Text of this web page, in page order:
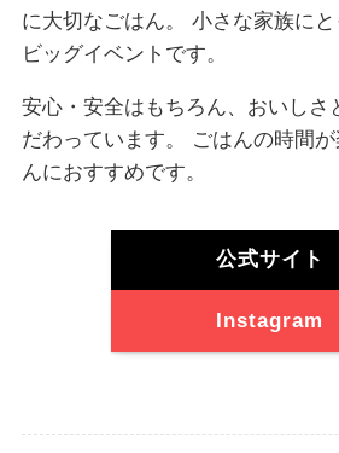
に大切なごはん。 小さな家族に
ビッグイベントです。
安心・安全はもちろん、おいしさ
だわっています。 ごはんの時間
んにおすすめです。
公式サイト
Instagram